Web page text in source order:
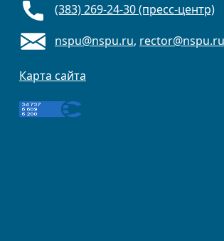
(383) 269-24-30 (пресс-центр)
nspu@nspu.ru, rector@nspu.ru
Карта сайта